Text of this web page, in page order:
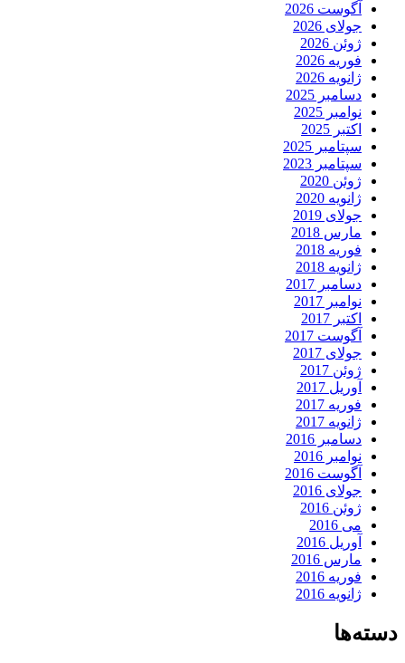
آگوست 2026
جولای 2026
ژوئن 2026
فوریه 2026
ژانویه 2026
دسامبر 2025
نوامبر 2025
اکتبر 2025
سپتامبر 2025
سپتامبر 2023
ژوئن 2020
ژانویه 2020
جولای 2019
مارس 2018
فوریه 2018
ژانویه 2018
دسامبر 2017
نوامبر 2017
اکتبر 2017
آگوست 2017
جولای 2017
ژوئن 2017
آوریل 2017
فوریه 2017
ژانویه 2017
دسامبر 2016
نوامبر 2016
آگوست 2016
جولای 2016
ژوئن 2016
می 2016
آوریل 2016
مارس 2016
فوریه 2016
ژانویه 2016
دسته‌ها